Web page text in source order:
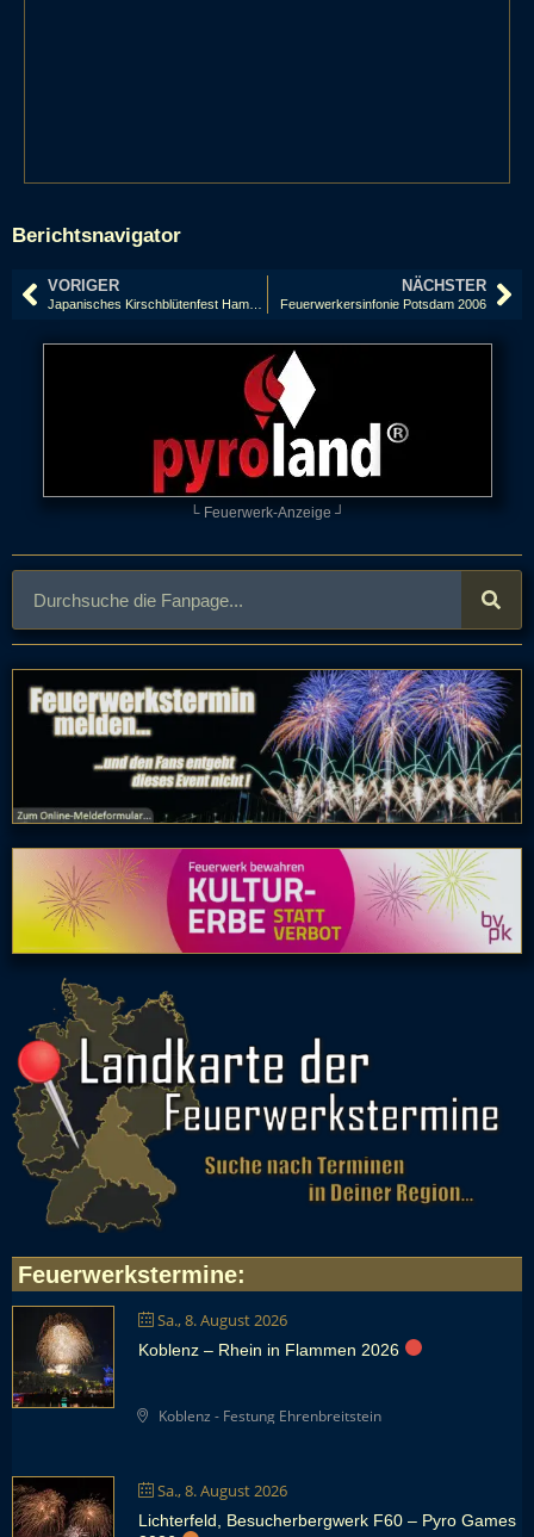
Berichtsnavigator
VORIGER NÄCHSTER
Feuerwerkersinfonie Potsdam 2006
└ Feuerwerk-Anzeige ┘
Feuerwerkstermine:
Sa., 8. August 2026
Koblenz – Rhein in Flammen 2026
Koblenz - Festung Ehrenbreitstein
Sa., 8. August 2026
Lichterfeld, Besucherbergwerk F60 – Pyro Games